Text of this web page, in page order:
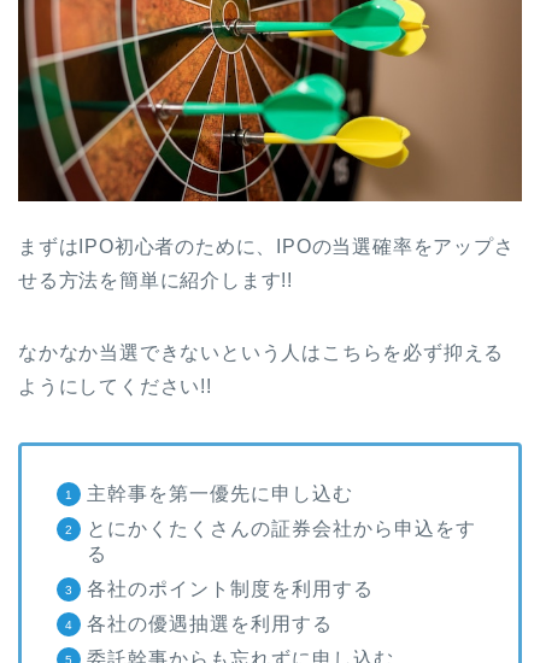
まずはIPO初心者のために、IPOの当選確率をアップさ
せる方法を簡単に紹介します!!
なかなか当選できないという人はこちらを必ず抑える
ようにしてください!!
主幹事を第一優先に申し込む
とにかくたくさんの証券会社から申込をす
る
各社のポイント制度を利用する
各社の優遇抽選を利用する